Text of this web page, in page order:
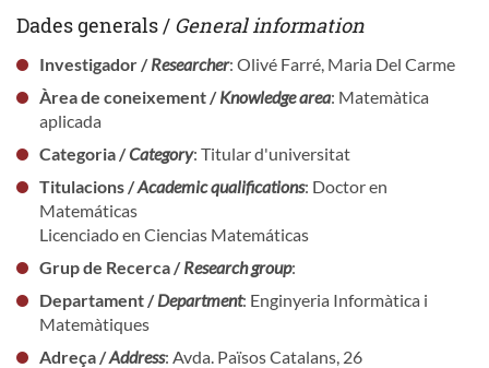
Dades generals / General information
Investigador /Researcher: Olivé Farré, Maria Del Carme
Àrea de coneixement /Knowledge area: Matemàtica
aplicada
Categoria /Category: Titular d'universitat
Titulacions /Academic qualifications: Doctor en
Matemáticas
Licenciado en Ciencias Matemáticas
Grup de Recerca /Research group:
Departament /Department: Enginyeria Informàtica i
Matemàtiques
Adreça /Address: Avda. Països Catalans, 26